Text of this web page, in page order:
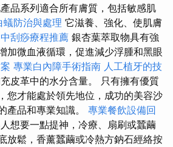
品系列適合所有膚質，包括敏感肌
蟻防治與處理 它滋養、強化、使肌膚
刮痧療程推薦 銀杏葉萃取物具有強
加微血液循環，促進減少浮腫和黑眼
專業白內障手術指南 人工植牙的技
皮革中的水分含量。 只有擁有優質
您才能處於領先地位，成功的美容沙
產品和專業知識。 專業餐飲設備回
想要一點提神，冷療、扇刷或蠶繭
放鬆，香薰蠶繭或冷熱方鈉石經絡按